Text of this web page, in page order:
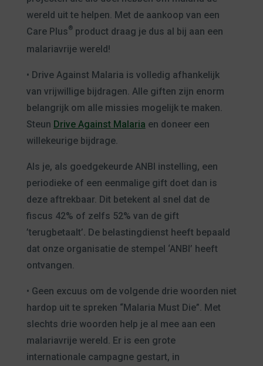
wereld uit te helpen. Met de aankoop van een
Care Plus®product draag je dus al bij aan een
malariavrije wereld!
• Drive Against Malaria is volledig afhankelijk
van vrijwillige bijdragen. Alle giften zijn enorm
belangrijk om alle missies mogelijk te maken.
Steun Drive Against Malaria en doneer een
willekeurige bijdrage.
Als je, als goedgekeurde ANBI instelling, een
periodieke of een eenmalige gift doet dan is
deze aftrekbaar. Dit betekent al snel dat de
fiscus 42% of zelfs 52% van de gift
’terugbetaalt’. De belastingdienst heeft bepaald
dat onze organisatie de stempel ‘ANBI’ heeft
ontvangen.
• Geen excuus om de volgende drie woorden niet
hardop uit te spreken “Malaria Must Die”. Met
slechts drie woorden help je al mee aan een
malariavrije wereld. Er is een grote
internationale campagne gestart, in